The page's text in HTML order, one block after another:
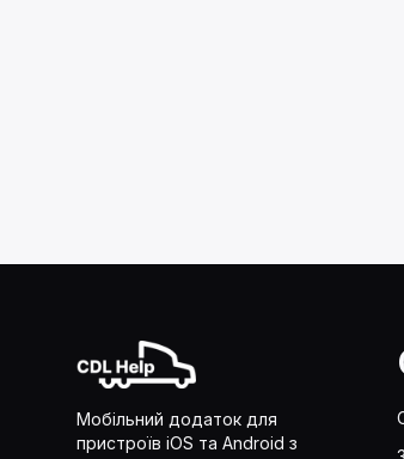
Мобільний додаток для
пристроїв iOS та Android з